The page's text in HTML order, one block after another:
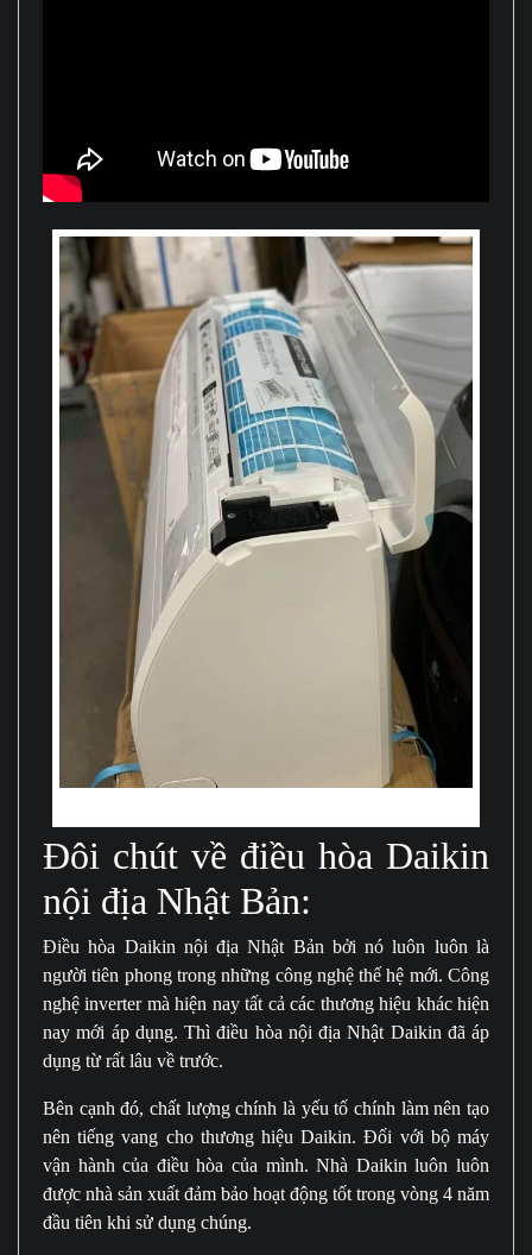
Đôi chút về điều hòa Daikin
nội địa Nhật Bản:
Điều hòa Daikin nội địa Nhật Bản bởi nó luôn luôn là
người tiên phong trong những công nghệ thế hệ mới. Công
nghệ inverter mà hiện nay tất cả các thương hiệu khác hiện
nay mới áp dụng. Thì điều hòa nội địa Nhật Daikin đã áp
dụng từ rất lâu về trước.
Bên cạnh đó, chất lượng chính là yếu tố chính làm nên tạo
nên tiếng vang cho thương hiệu Daikin. Đối với bộ máy
vận hành của điều hòa của mình. Nhà Daikin luôn luôn
được nhà sản xuất đảm bảo hoạt động tốt trong vòng 4 năm
đầu tiên khi sử dụng chúng.